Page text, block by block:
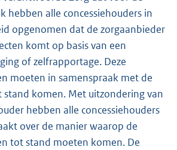
hebben alle concessiehouders in
opgenomen dat de zorgaanbieder
komt op basis van een
of zelfrapportage. Deze
moeten in samenspraak met de
komen. Met uitzondering van
hebben alle concessiehouders
over de manier waarop de
tot stand moeten komen. De